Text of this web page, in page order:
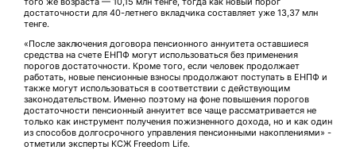
достаточности для 40-летнего вкладчика составляет уже 13,37 млн
тенге.
«После заключения договора пенсионного аннуитета оставшиеся
средства на счете ЕНПФ могут использоваться без применения
порогов достаточности. Кроме того, если человек продолжает
работать, новые пенсионные взносы продолжают поступать в ЕНПФ и
также могут использоваться в соответствии с действующим
законодательством. Именно поэтому на фоне повышения порогов
достаточности пенсионный аннуитет все чаще рассматривается не
только как инструмент получения пожизненного дохода, но и как один
из способов долгосрочного управления пенсионными накоплениями» -
отметили эксперты КСЖ Freedom Life.